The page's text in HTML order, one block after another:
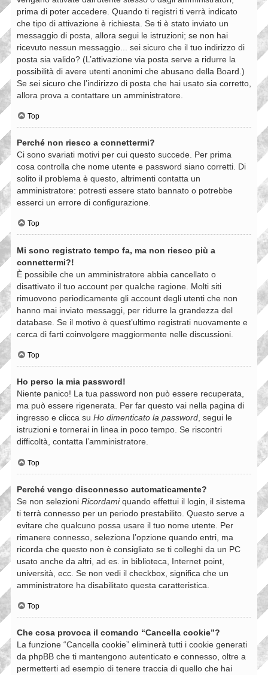
prima di poter accedere. Quando ti registri ti verrà indicato
che tipo di attivazione è richiesta. Se ti è stato inviato un
messaggio di posta, allora segui le istruzioni; se non hai
ricevuto nessun messaggio... sei sicuro che il tuo indirizzo di
posta sia valido? (L’attivazione via posta serve a ridurre la
possibilità di avere utenti anonimi che abusano della Board.)
Se sei sicuro che l’indirizzo di posta che hai usato sia corretto,
allora prova a contattare un amministratore.
Top
Perché non riesco a connettermi?
Ci sono svariati motivi per cui questo succede. Per prima
cosa controlla che nome utente e password siano corretti. Di
solito il problema è questo, altrimenti contatta un
amministratore: potresti essere stato bannato o potrebbe
esserci un errore di configurazione.
Top
Mi sono registrato tempo fa, ma non riesco più a
connettermi?!
È possibile che un amministratore abbia cancellato o
disattivato il tuo account per qualche ragione. Molti siti
rimuovono periodicamente gli account degli utenti che non
hanno mai inviato messaggi, per ridurre la grandezza del
database. Se il motivo è quest’ultimo registrati nuovamente e
cerca di farti coinvolgere maggiormente nelle discussioni.
Top
Ho perso la mia password!
Niente panico! La tua password non può essere recuperata,
ma può essere rigenerata. Per far questo vai nella pagina di
ingresso e clicca su Ho dimenticato la password, segui le
istruzioni e tornerai in linea in poco tempo. Se riscontri
difficoltà, contatta l’amministratore.
Top
Perché vengo disconnesso automaticamente?
Se non selezioni Ricordamiquando effettui il login, il sistema
ti terrà connesso per un periodo prestabilito. Questo serve a
evitare che qualcuno possa usare il tuo nome utente. Per
rimanere connesso, seleziona l’opzione quando entri, ma
ricorda che questo non è consigliato se ti colleghi da un PC
usato anche da altri, ad es. in biblioteca, Internet point,
università, ecc. Se non vedi il checkbox, significa che un
amministratore ha disabilitato questa caratteristica.
Top
Che cosa provoca il comando “Cancella cookie”?
La funzione “Cancella cookie” eliminerà tutti i cookie generati
da phpBB che ti mantengono autenticato e connesso, oltre a
permetterti ad esempio di tenere traccia di quello che hai